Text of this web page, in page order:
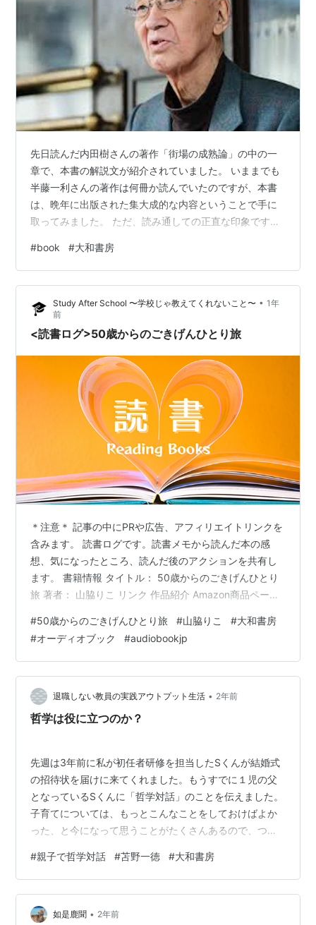
先日読んだ内田樹さんの著作「街場の成熟論」の中の一
章で、本書の解説文が紹介されていました。 いままでも
半藤一利さんの著作は何冊か読んでいたのですが、本書
は、晩年に出版された集大成的な内容ということで手に
取ってみました。 ただ、読み通しての正直な印象です
さんのいろいろな著作や論考、講演等からの採録を再構
成したものなので、いまひとつ焦点が拡散してしまった
のかもしれません。 とはいえ、もちろん、日本の将来の
ために “歴史から学ぶ” という半藤さんの姿勢は不変で
す。その想いを伝えるメッセージの中から、特に私の関
心を惹いたところをひとつ書き留めておきまし…
#book #大和書房
Study After School 〜学校じゃ教えてくれないこと〜 • 1年
前
<読書ログ>50歳からのごきげんひとり旅
＊注意＊ 記事の中にPRや広告、アフィリエイトリンクを
含みます。 読書ログです。読書メモから読んだ本の感
想、気になったところ、読んだ後のアクションを共有し
ます。 書籍情報 タイトル： 50歳からのごきげんひとり
旅 著者： 山脇りこ リンク 作品紹介 Amazon商品ページ
で一人旅をはじめ、 その楽しさの虜になった料理家が綴
る旅エッセイ。準備の仕方、国内・海外のおすすめプラ
ン、必ず行きたいお店情報など、一人旅を助けるノウハ
ウが満載！ この本を読んだきっかけ まもなく50代にな
ることと、夏休みに長崎に旅行に行こうかと話をしてい
たときにこの本のタ…
#50歳からのごきげんひとり旅 #山脇りこ #大和書房
#オーディオブック #audiobookjp
退職しない教員の実践アウトプット生活 • 2年前
哲学は役に立つのか？
先週は3年前に私が初任者研修を担当したSくんが結婚式
の招待状を届けに来てくれました。もうすでに１児の父
となっているSくんに「哲学対話」のことを伝えました。
子育てについては、もっとこんなことをしておけばよか
った、と今になって思うことがたくさんあるので、つい
一徳著）を読みました。哲学は難しすぎて意味がつかめ
なかったり、役に立たない感じがしたりして敬遠してい
ました。しかし、苫野先生の本に出合って、おもしろ
い、役に立つ、ということにやっと気が付きました。こ
#親子で哲学対話 #苫野一徳 #大和書房
如是鹿聞 • 2年前